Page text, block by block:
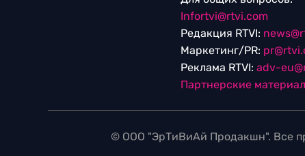
Infortvi@rtvi.com
Редакция RTVI:
Маркетинг/PR:
Реклама RTVI: adv-
Партнерские
© ООО "ЭрТиВиАй Продакшн". Все